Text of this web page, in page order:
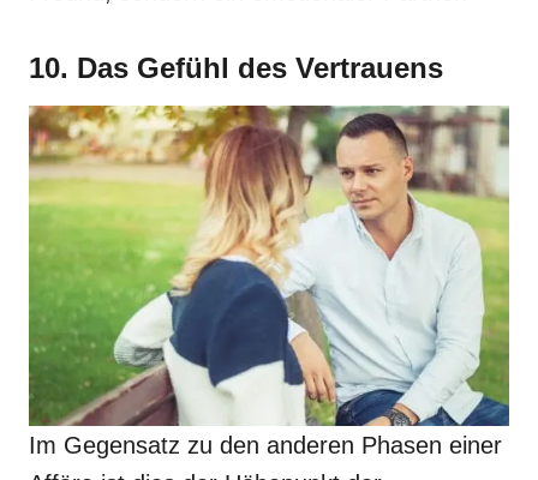
10. Das Gefühl des Vertrauens
Im Gegensatz zu den anderen Phasen einer